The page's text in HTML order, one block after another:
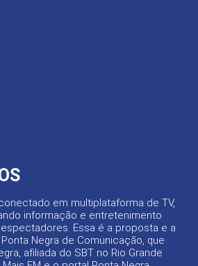
em multiplataforma de TV,
informação e entretenimento
Essa é a proposta e a
Negra de Comunicação, que
afiliada do SBT no Rio Grande